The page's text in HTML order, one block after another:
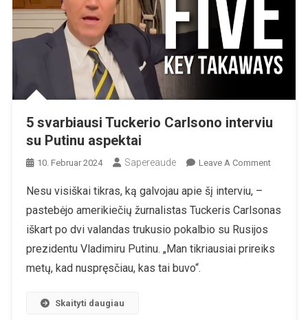
5 svarbiausi Tuckerio Carlsono interviu
su Putinu aspektai
10. Februar 2024 Sapereaude Leave A CommentOn
Tuckerio
Nesu visiškai tikras, ką galvojau apie šį interviu, –
pastebėjo amerikiečių žurnalistas Tuckeris Carlsonas
iškart po dvi valandas trukusio pokalbio su Rusijos
prezidentu Vladimiru Putinu. „Man tikriausiai prireiks
metų, kad nuspręsčiau, kas tai buvo“.
Skaityti daugiau